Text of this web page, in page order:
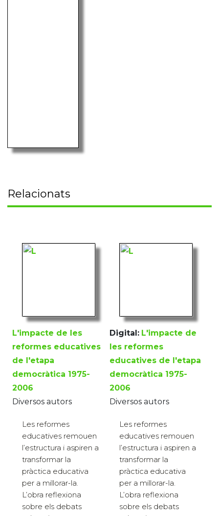
Relacionats
L'impacte de les
reformes educatives
de l'etapa
democràtica 1975-
2006
Diversos autors
Les reformes
educatives remouen
l’estructura i aspiren a
transformar la
pràctica educativa
per a millorar-la.
L’obra reflexiona
sobre els debats
Digital: L'impacte de
les reformes
educatives de l'etapa
democràtica 1975-
2006
Diversos autors
Les reformes
educatives remouen
l’estructura i aspiren a
transformar la
pràctica educativa
per a millorar-la.
L’obra reflexiona
sobre els debats